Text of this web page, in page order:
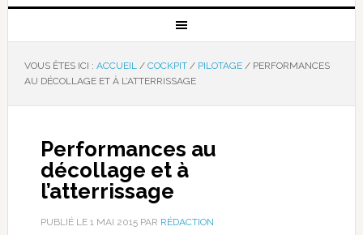
VOUS ÊTES ICI : ACCUEIL / COCKPIT / PILOTAGE /PERFORMANCES
AU DÉCOLLAGE ET À L’ATTERRISSAGE
Performances au
décollage et à
l’atterrissage
PUBLIÉ LE 1 MAI 2015PAR RÉDACTION